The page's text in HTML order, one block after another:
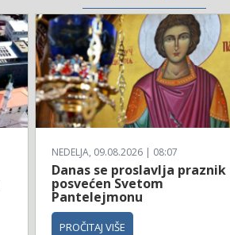
NEDELJA, 09.08.2026 | 08:07
Danas se proslavlja praznik
posvećen Svetom
Pantelejmonu
PROČITAJ VIŠE